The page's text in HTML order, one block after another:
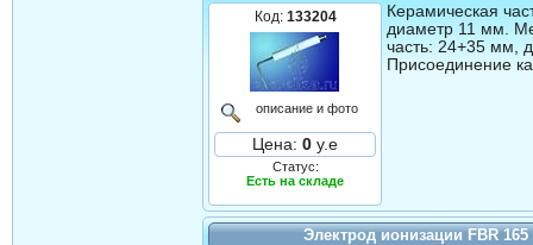
Код: 133204
описание и фото
Цена: 0 у.е
Статус:
Есть на складе
Керамическая
диаметр 11 мм.
часть: 24+35 мм,
Присоединение
Электрод ионизации FBR